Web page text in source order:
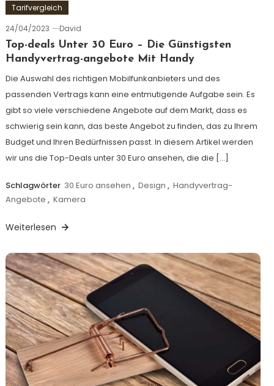
Tarifvergleich
24/04/2023
David
Top-deals Unter 30 Euro – Die Günstigsten
Handyvertrag-angebote Mit Handy
Die Auswahl des richtigen Mobilfunkanbieters und des
passenden Vertrags kann eine entmutigende Aufgabe sein. Es
gibt so viele verschiedene Angebote auf dem Markt, dass es
schwierig sein kann, das beste Angebot zu finden, das zu Ihrem
Budget und Ihren Bedürfnissen passt. In diesem Artikel werden
wir uns die Top-Deals unter 30 Euro ansehen, die die […]
Schlagwörter 30 Euro ansehen , Design , Handyvertrag-
Angebote , Kamera
Weiterlesen